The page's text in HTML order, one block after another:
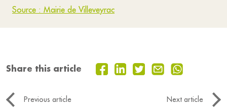
Source : Mairie de Villeveyrac
Share this article
Previous article
Next article